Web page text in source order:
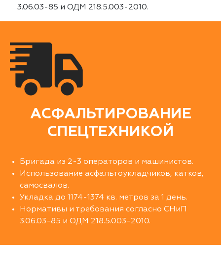
3.06.03-85 и ОДМ 218.5.003-2010.
АСФАЛЬТИРОВАНИЕ
СПЕЦТЕХНИКОЙ
Бригада из 2-3 операторов и машинистов.
Использование асфальтоукладчиков, катков,
самосвалов.
Укладка до 1174-1374 кв. метров за 1 день.
Нормативы и требования согласно СНиП
3.06.03-85 и ОДМ 218.5.003-2010.